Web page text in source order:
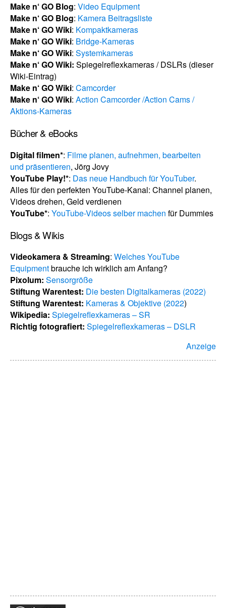
Make n‘ GO Blog: Video Equipment
Make n‘ GO Blog: Kamera Beitragsliste
Make n‘ GO Wiki: Kompaktkameras
Make n‘ GO Wiki: Bridge-Kameras
Make n‘ GO Wiki: Systemkameras
Make n‘ GO Wiki: Spiegelreflexkameras / DSLRs (dieser
Wiki-Eintrag)
Make n‘ GO Wiki: Camcorder
Make n‘ GO Wiki: Action Camcorder /Action Cams /
Aktions-Kameras
Bücher & eBooks
Digital filmen*: Filme planen, aufnehmen, bearbeiten
und präsentieren, Jörg Jovy
YouTube Play!*: Das neue Handbuch für YouTuber.
Alles für den perfekten YouTube-Kanal: Channel planen,
Videos drehen, Geld verdienen
YouTube*: YouTube-Videos selber machen für Dummies
Blogs & Wikis
Videokamera & Streaming: Welches YouTube
Equipmentbrauche ich wirklich am Anfang?
Pixolum: Sensorgröße
Stiftung Warentest: Die besten Digitalkameras (2022)
Stiftung Warentest: Kameras & Objektive (2022)
Wikipedia: Spiegelreflexkameras – SR
Richtig fotografiert: Spiegelreflexkameras – DSLR
Anzeige